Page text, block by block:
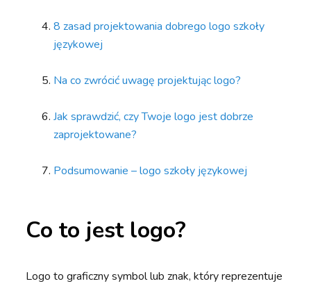
8 zasad projektowania dobrego logo szkoły
językowej
Na co zwrócić uwagę projektując logo?
Jak sprawdzić, czy Twoje logo jest dobrze
zaprojektowane?
Podsumowanie – logo szkoły językowej
Co to jest logo?
Logo to graficzny symbol lub znak, który reprezentuje